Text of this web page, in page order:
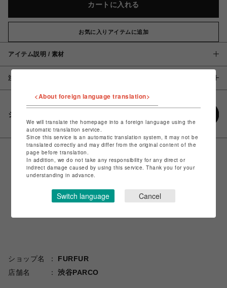
カートに入れる
お気に入りアイテムに追加
アイテム説明 / 素材
注意事項
シェアする
ショップ名
FURFUR
店舗名
渋谷PARCO
<About foreign language translation>
We will translate the homepage into a foreign language using the
automatic translation service.
Since this service is an automatic translation system, it may not be
translated correctly and may differ from the original content of the
page before translation.
In addition, we do not take any responsibility for any direct or
indirect damage caused by using this service. Thank you for your
understanding in advance.
Switch language Cancel